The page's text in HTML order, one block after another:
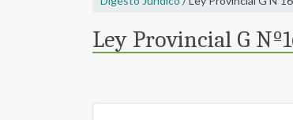
Ley Provincial G